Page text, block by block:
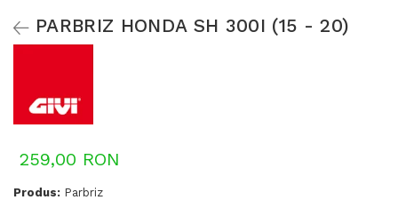
PARBRIZ HONDA SH 300I (15 - 20)
259,00 RON
Produs: Parbriz